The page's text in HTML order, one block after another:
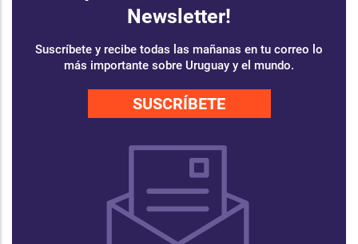
Newsletter!
Suscríbete y recibe todas las mañanas en tu correo lo
más importante sobre Uruguay y el mundo.
SUSCRÍBETE